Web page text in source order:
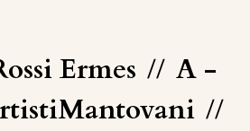
Ermes // A -
//